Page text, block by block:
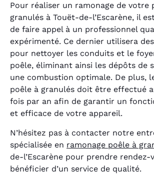
Pour réaliser un ramonage de votre
granulés à Touët-de-l’Escarène, il
de faire appel à un professionnel
expérimenté. Ce dernier utilisera
pour nettoyer les conduits et le
poêle, éliminant ainsi les dépôts de
une combustion optimale. De plus,
poêle à granulés doit être effectué
fois par an afin de garantir un
et efficace de votre appareil.
N’hésitez pas à contacter notre
spécialisée en ramonage poêle à
de-l’Escarène pour prendre rendez-
bénéficier d’un service de qualité.